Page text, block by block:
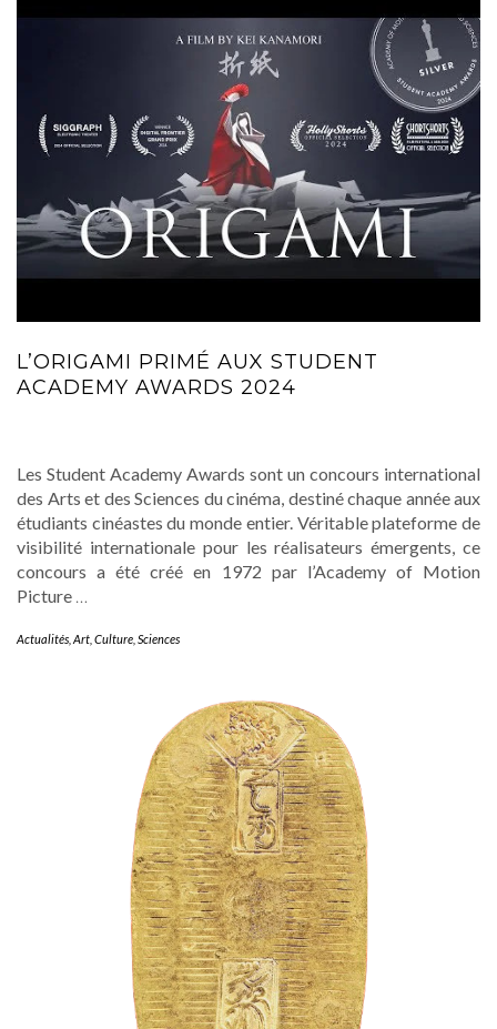
L’ORIGAMI PRIMÉ AUX STUDENT
ACADEMY AWARDS 2024
Les Student Academy Awards sont un concours international
des Arts et des Sciences du cinéma, destiné chaque année aux
étudiants cinéastes du monde entier. Véritable plateforme de
visibilité internationale pour les réalisateurs émergents, ce
concours a été créé en 1972 par l’Academy of Motion
Picture …
Actualités Art Culture Sciences